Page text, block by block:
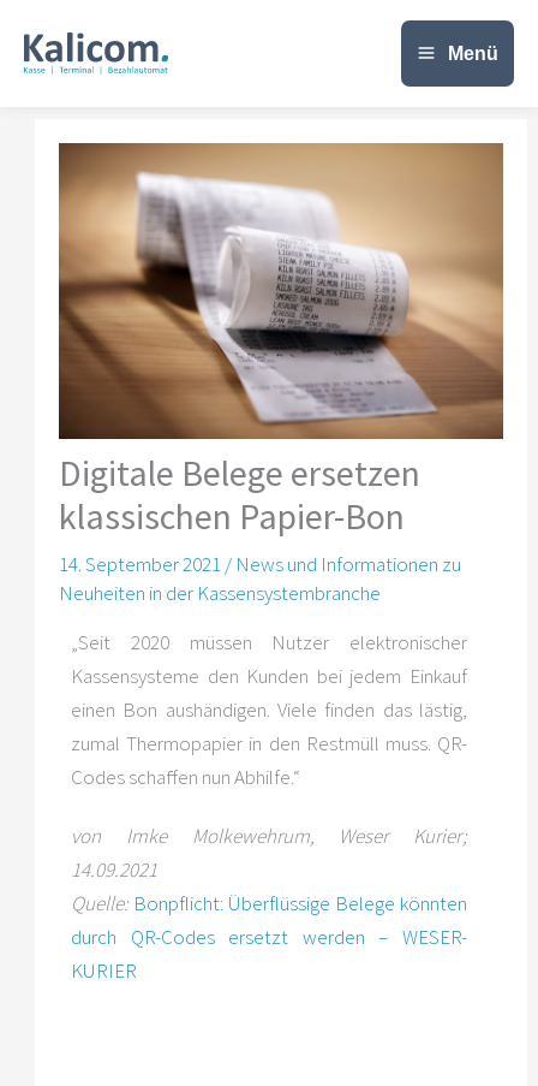
Inhalt
springen
Menü
Digitale Belege ersetzen
klassischen Papier-Bon
14. September 2021/ News und Informationen zu
Neuheiten in der Kassensystembranche
„Seit 2020 müssen Nutzer elektronischer
Kassensysteme den Kunden bei jedem Einkauf
einen Bon aushändigen. Viele finden das lästig,
zumal Thermopapier in den Restmüll muss. QR-
Codes schaffen nun Abhilfe.“
von Imke Molkewehrum, Weser Kurier;
14.09.2021
Quelle: Bonpflicht: Überflüssige Belege könnten
durch QR-Codes ersetzt werden – WESER-
KURIER